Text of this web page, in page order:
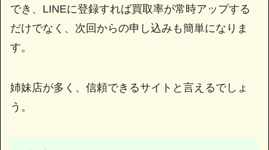
でき、LINEに登録すれば買取率が常時アップする
だけでなく、次回からの申し込みも簡単になりま
す。
姉妹店が多く、信頼できるサイトと言えるでしょ
う。